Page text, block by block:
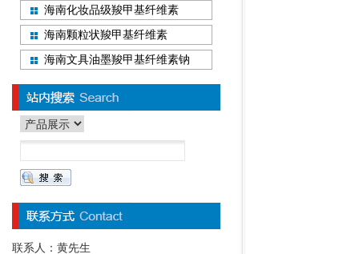
海南化妆品级羧甲基纤维素
海南颗粒状羧甲基纤维素
海南文具油墨羧甲基纤维素钠
联系人：黄先生